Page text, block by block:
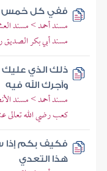
ففي كل خمس
مسند أحمد > مسند
مسند أبي بكر الصديق
ذلك الذي
وآجرك الله فيه
مسند أحمد > مسند
كعب رضي الله تعالى
فكيف بكم
هذا التعدي